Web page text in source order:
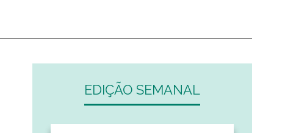
EDIÇÃO SEMANAL